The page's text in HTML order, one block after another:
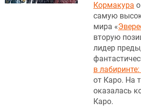
Кормакура
самую
мира «
вторую
лидер
в
от Каро. На
оказалась
Каро.